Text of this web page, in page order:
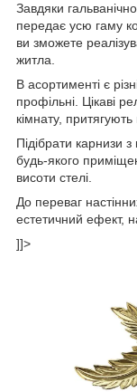
Завдяки
передає усю гаму
ви зможете
житла.
В асортименті є
профільні. Цікаві
кімнату,
Підібрати карнизи
будь-якого
висоти стелі.
До переваг
естетичний ефект,
]]>